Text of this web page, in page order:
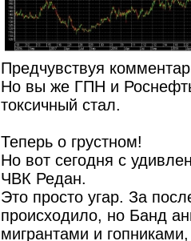
Предчувствуя
Но вы же ГПН и
токсичный стал.
Теперь о грустном!
Но вот сегодня с
ЧВК Редан.
Это просто угар. За
происходило, но Банд
мигрантами и